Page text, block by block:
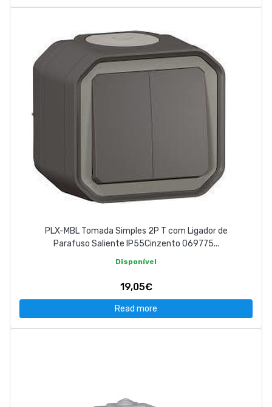
PLX-MBL Tomada Simples 2P T com Ligador de
Parafuso Saliente IP55Cinzento 069775...
Disponível
19,05€
Read more